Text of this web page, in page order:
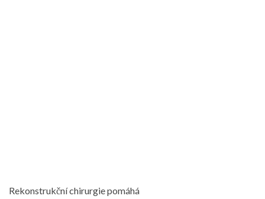
Rekonstrukční chirurgie pomáhá